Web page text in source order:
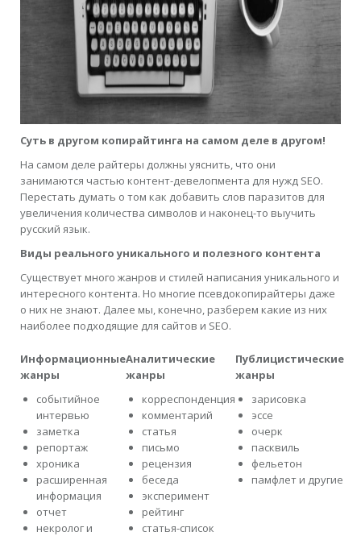
Суть в другом копирайтинга на самом деле в другом!
На самом деле райтеры должны уяснить, что они
занимаются частью контент-девелопмента для нужд SEO.
Перестать думать о том как добавить слов паразитов для
увеличения количества символов и наконец-то выучить
русский язык.
Виды реального уникального и полезного контента
Существует много жанров и стилей написания уникального и
интересного контента. Но многие псевдокопирайтеры даже
о них не знают. Далее мы, конечно, разберем какие из них
наиболее подходящие для сайтов и SEO.
Информационные
жанры
событийное
интервью
заметка
репортаж
хроника
расширенная
информация
отчет
некролог и
Аналитические
жанры
корреспонденция
комментарий
статья
письмо
рецензия
беседа
эксперимент
рейтинг
статья-список
Публицистические
жанры
зарисовка
эссе
очерк
пасквиль
фельетон
памфлет и другие